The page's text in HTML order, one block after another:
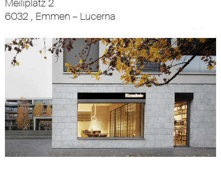
Meiliplatz 2
6032 , Emmen – Lucerna